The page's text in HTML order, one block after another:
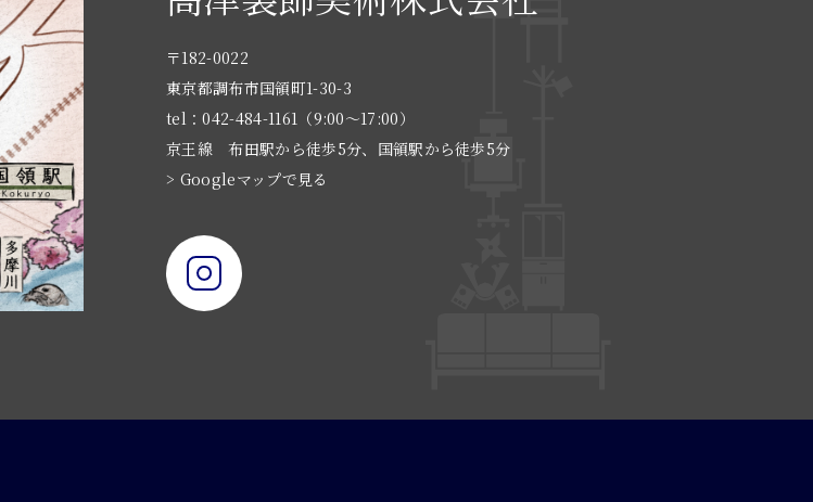
〒182-0022
東京都調布市国領町1-30-3
tel：042-484-1161（9:00〜17:00）
京王線 布田駅から徒歩5分、国領駅から徒歩5分
> Googleマップで見る